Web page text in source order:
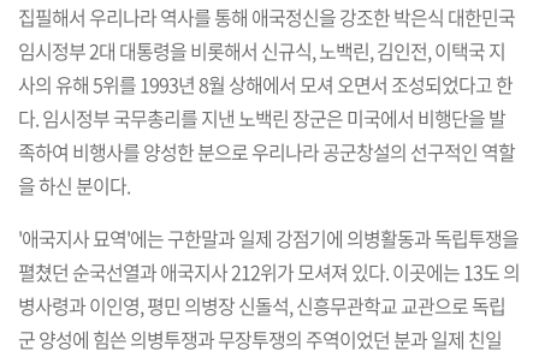
집필해서 우리나라 역사를 통해 애국정신을 강조한 박은식 대한민국
임시정부 2대 대통령을 비롯해서 신규식, 노백린, 김인전, 이택국 지
사의 유해 5위를 1993년 8월 상해에서 모셔 오면서 조성되었다고 한
다. 임시정부 국무총리를 지낸 노백린 장군은 미국에서 비행단을 발
족하여 비행사를 양성한 분으로 우리나라 공군창설의 선구적인 역할
을 하신 분이다.
'애국지사 묘역'에는 구한말과 일제 강점기에 의병활동과 독립투쟁을
펼쳤던 순국선열과 애국지사 212위가 모셔져 있다. 이곳에는 13도 의
병사령과 이인영, 평민 의병장 신돌석, 신흥무관학교 교관으로 독립
군 양성에 힘쓴 의병투쟁과 무장투쟁의 주역이었던 분과 일제 친일